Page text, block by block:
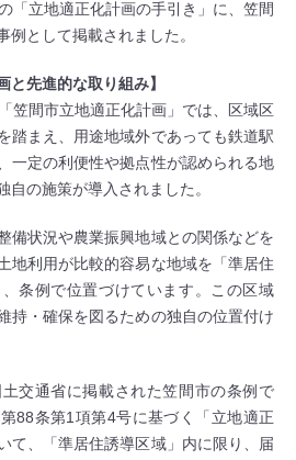
「立地適正化計画の手引き」に、笠間
として掲載されました。
と先進的な取り組み】
笠間市立地適正化計画」では、区域区
踏まえ、用途地域外であっても鉄道駅
一定の利便性や拠点性が認められる地
の施策が導入されました。
備状況や農業振興地域との関係などを
地利用が比較的容易な地域を「準居住
条例で位置づけています。この区域
持・確保を図るための独自の位置付け
交通省に掲載された笠間市の条例で
88条第1項第4号に基づく「立地適正
て、「準居住誘導区域」内に限り、届